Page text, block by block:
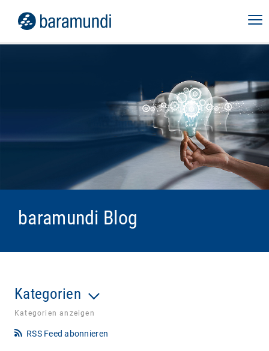
baramundi Blog
Kategorien
Kategorien anzeigen
RSS Feed abonnieren